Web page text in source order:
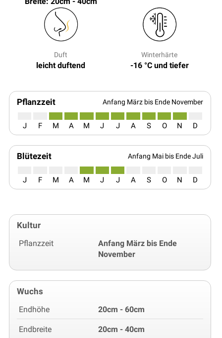
Duft
leicht duftend
Winterhärte
-16 °C und tiefer
Pflanzzeit Anfang März bis Ende November
J F M A M J J A S O N D
Blütezeit Anfang Mai bis Ende Juli
J F M A M J J A S O N D
Kultur
Pflanzzeit
Anfang März bis Ende
November
Wuchs
Endhöhe 20cm - 60cm
Endbreite 20cm - 40cm